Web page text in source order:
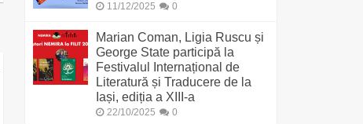
11/12/2025 0
Marian Coman, Ligia Ruscu și
George State participă la
Festivalul Internațional de
Literatură și Traducere de la
Iași, ediția a XIII-a
22/10/2025 0